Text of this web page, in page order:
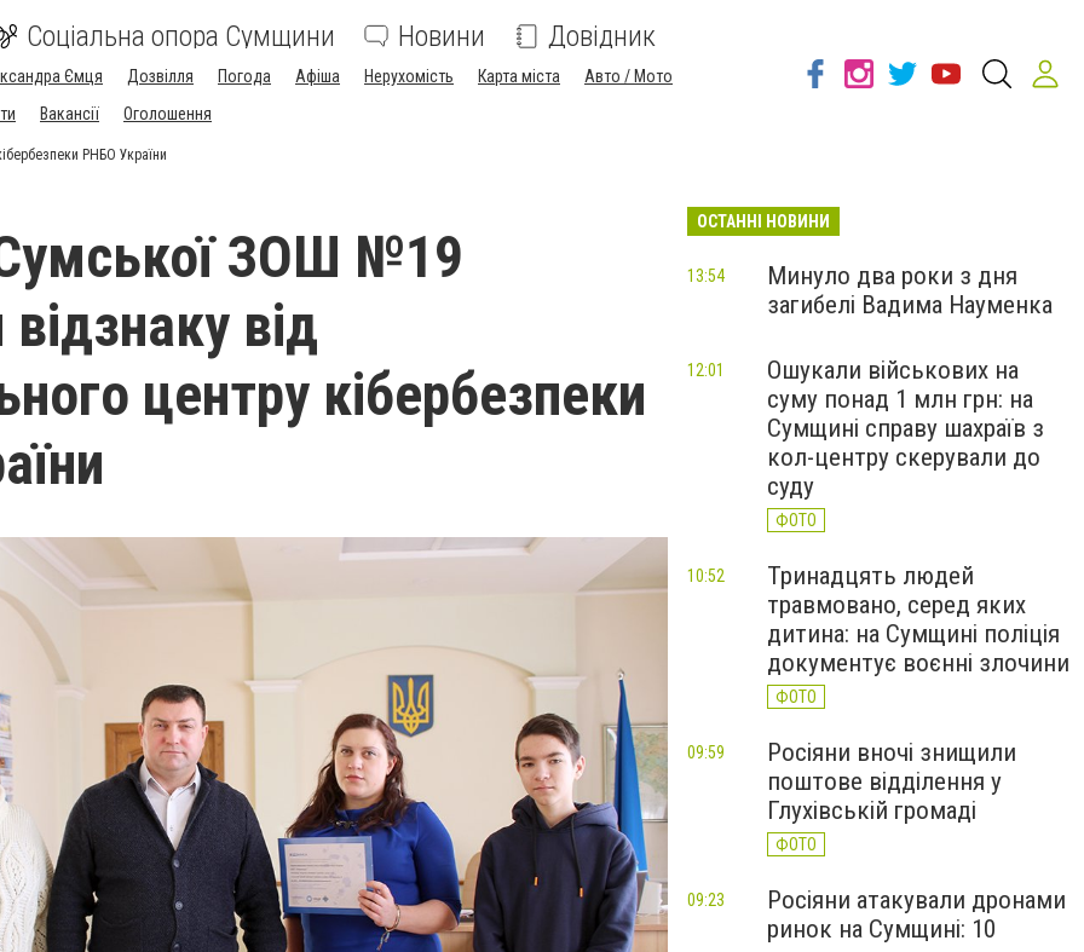
Соціальна опора Сумщини Новини Довідник
Ємця Дозвілля Погода Афіша Нерухомість Карта міста
Авто / Мото
Вакансії Оголошення
РНБО України
ЗОШ №19
від
центру кібербезпеки
ОСТАННІ НОВИНИ
Минуло два роки з дня
загибелі Вадима Науменка
13:54
Ошукали військових на
суму понад 1 млн грн: на
Сумщині справу шахраїв з
кол-центру скерували до
суду
ФОТО
12:01
Тринадцять людей
травмовано, серед яких
дитина: на Сумщині поліція
документує воєнні злочини
ФОТО
10:52
Росіяни вночі знищили
поштове відділення у
Глухівській громаді
ФОТО
09:59
Росіяни атакували дронами
ринок на Сумщині: 10
09:23